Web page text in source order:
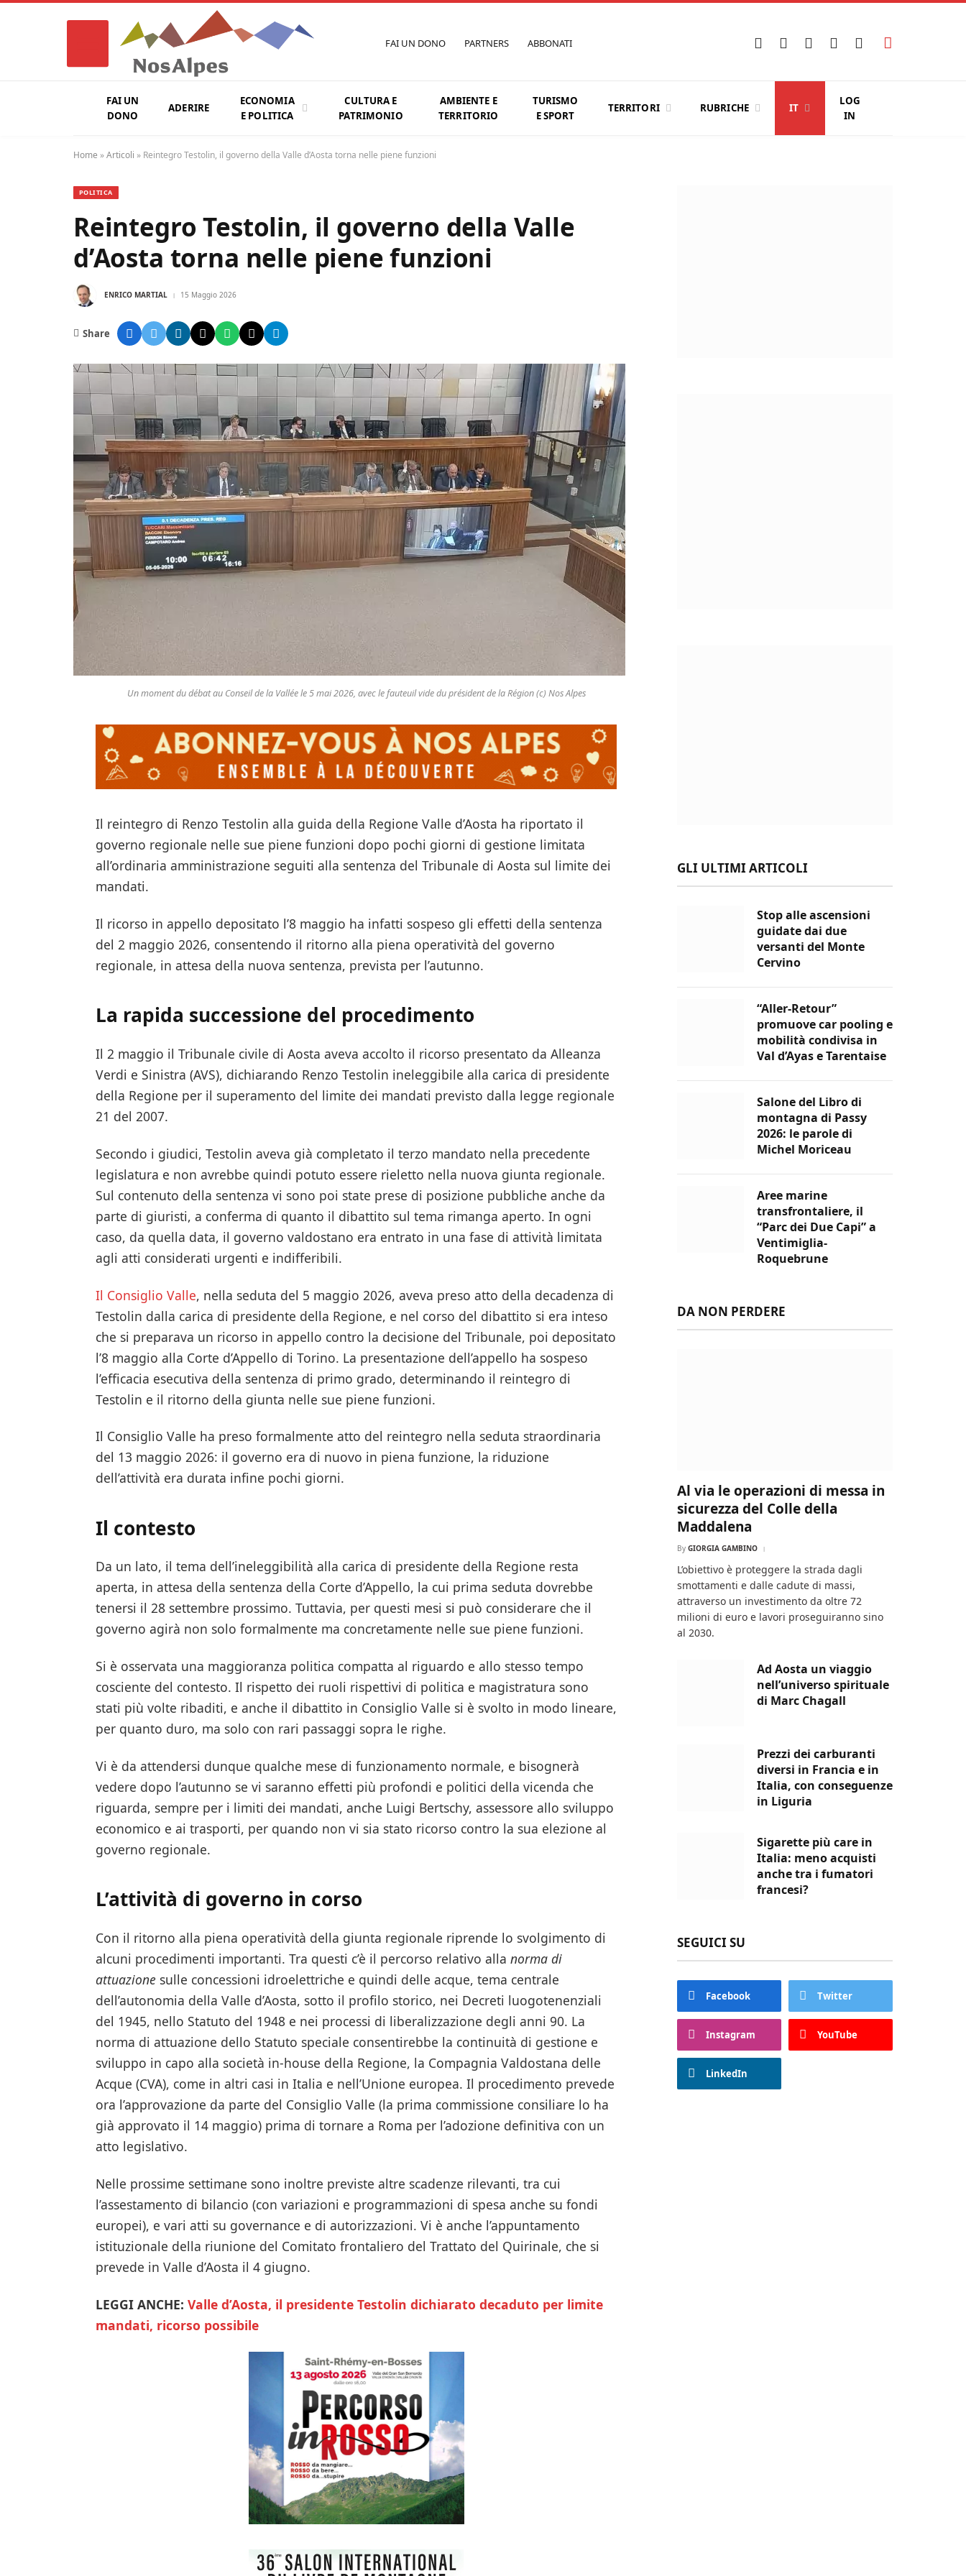
FAI UN DONO PARTNERS ABBONATI Facebook
X
Instagram
YouTubeLinkedIn
FAI UN
DONO
ADERIRE
ECONOMIA
E POLITICA
CULTURA E
PATRIMONIO
AMBIENTE E
TERRITORIO
TURISMO
E SPORT
TERRITORI RUBRICHE IT
LOG
IN
Home »Articoli » Reintegro Testolin, il governo della Valle d’Aosta torna nelle piene funzioni
POLITICA
Reintegro Testolin, il governo della Valle
d’Aosta torna nelle piene funzioni
ENRICO MARTIAL 15 Maggio 2026
Share
Un moment du débat au Conseil de la Vallée le 5 mai 2026, avec le fauteuil vide du président de la Région (c) Nos Alpes
Il reintegro di Renzo Testolin alla guida della Regione Valle d’Aosta ha riportato il
governo regionale nelle sue piene funzioni dopo pochi giorni di gestione limitata
all’ordinaria amministrazione seguiti alla sentenza del Tribunale di Aosta sul limite dei
mandati.
Il ricorso in appello depositato l’8 maggio ha infatti sospeso gli effetti della sentenza
del 2 maggio 2026, consentendo il ritorno alla piena operatività del governo
regionale, in attesa della nuova sentenza, prevista per l’autunno.
La rapida successione del procedimento
Il 2 maggio il Tribunale civile di Aosta aveva accolto il ricorso presentato da Alleanza
Verdi e Sinistra (AVS), dichiarando Renzo Testolin ineleggibile alla carica di presidente
della Regione per il superamento del limite dei mandati previsto dalla legge regionale
21 del 2007.
Secondo i giudici, Testolin aveva già completato il terzo mandato nella precedente
legislatura e non avrebbe quindi potuto essere rieletto nella nuova giunta regionale.
Sul contenuto della sentenza vi sono poi state prese di posizione pubbliche anche da
parte di giuristi, a conferma di quanto il dibattito sul tema rimanga aperto. In ogni
caso, da quella data, il governo valdostano era entrato in una fase di attività limitata
agli atti considerati urgenti e indifferibili.
Il Consiglio Valle, nella seduta del 5 maggio 2026, aveva preso atto della decadenza di
Testolin dalla carica di presidente della Regione, e nel corso del dibattito si era inteso
che si preparava un ricorso in appello contro la decisione del Tribunale, poi depositato
l’8 maggio alla Corte d’Appello di Torino. La presentazione dell’appello ha sospeso
l’efficacia esecutiva della sentenza di primo grado, determinando il reintegro di
Testolin e il ritorno della giunta nelle sue piene funzioni.
Il Consiglio Valle ha preso formalmente atto del reintegro nella seduta straordinaria
del 13 maggio 2026: il governo era di nuovo in piena funzione, la riduzione
dell’attività era durata infine pochi giorni.
Il contesto
Da un lato, il tema dell’ineleggibilità alla carica di presidente della Regione resta
aperta, in attesa della sentenza della Corte d’Appello, la cui prima seduta dovrebbe
tenersi il 28 settembre prossimo. Tuttavia, per questi mesi si può considerare che il
governo agirà non solo formalmente ma concretamente nelle sue piene funzioni.
Si è osservata una maggioranza politica compatta al riguardo e allo stesso tempo
cosciente del contesto. Il rispetto dei ruoli rispettivi di politica e magistratura sono
stati più volte ribaditi, e anche il dibattito in Consiglio Valle si è svolto in modo lineare,
per quanto duro, ma solo con rari passaggi sopra le righe.
Vi è da attendersi dunque qualche mese di funzionamento normale, e bisognerà
vedere dopo l’autunno se vi saranno effetti più profondi e politici della vicenda che
riguarda, sempre per i limiti dei mandati, anche Luigi Bertschy, assessore allo sviluppo
economico e ai trasporti, per quando non vi sia stato ricorso contro la sua elezione al
governo regionale.
L’attività di governo in corso
Con il ritorno alla piena operatività della giunta regionale riprende lo svolgimento di
alcuni procedimenti importanti. Tra questi c’è il percorso relativo alla norma di
attuazionesulle concessioni idroelettriche e quindi delle acque, tema centrale
dell’autonomia della Valle d’Aosta, sotto il profilo storico, nei Decreti luogotenenziali
del 1945, nello Statuto del 1948 e nei processi di liberalizzazione degli anni 90. La
norma di attuazione dello Statuto speciale consentirebbe la continuità di gestione e
sviluppo in capo alla società in-house della Regione, la Compagnia Valdostana delle
Acque (CVA), come in altri casi in Italia e nell’Unione europea. Il procedimento prevede
ora l’approvazione da parte del Consiglio Valle (la prima commissione consiliare lo ha
già approvato il 14 maggio) prima di tornare a Roma per l’adozione definitiva con un
atto legislativo.
Nelle prossime settimane sono inoltre previste altre scadenze rilevanti, tra cui
l’assestamento di bilancio (con variazioni e programmazioni di spesa anche su fondi
europei), e vari atti su governance e di autorizzazioni. Vi è anche l’appuntamento
istituzionale della riunione del Comitato frontaliero del Trattato del Quirinale, che si
prevede in Valle d’Aosta il 4 giugno.
LEGGI ANCHE: Valled’Aosta, il presidente Testolin dichiarato decaduto per limite
mandati, ricorso possibile
GLI ULTIMI ARTICOLI
Stop alle ascensioni
guidate dai due
versanti del Monte
Cervino
“Aller-Retour”
promuove car pooling e
mobilità condivisa in
Val d’Ayas e Tarentaise
Salone del Libro di
montagna di Passy
2026: le parole di
Michel Moriceau
Aree marine
transfrontaliere, il
“Parc dei Due Capi” a
Ventimiglia-
Roquebrune
DA NON PERDERE
Al via le operazioni di messa in
sicurezza del Colle della
Maddalena
By GIORGIA GAMBINO
L’obiettivo è proteggere la strada dagli
smottamenti e dalle cadute di massi,
attraverso un investimento da oltre 72
milioni di euro e lavori proseguiranno sino
al 2030.
Ad Aosta un viaggio
nell’universo spirituale
di Marc Chagall
Prezzi dei carburanti
diversi in Francia e in
Italia, con conseguenze
in Liguria
Sigarette più care in
Italia: meno acquisti
anche tra i fumatori
francesi?
SEGUICI SU
Facebook Twitter
Instagram YouTube
LinkedIn